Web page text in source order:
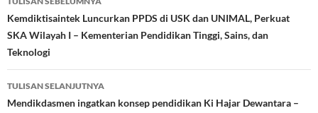
Tulisan
Kemdiktisaintek Luncurkan PPDS di USK dan UNIMAL, Perkuat
SKA Wilayah I – Kementerian Pendidikan Tinggi, Sains, dan
Teknologi
TULISAN SELANJUTNYA
Mendikdasmen ingatkan konsep pendidikan Ki Hajar Dewantara –